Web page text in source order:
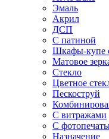
Эмаль
Акрил
ДСП
С патиной
Шкафы-купе
Матовое
Стекло
Цветное
Пескоструй
С витражами
С
Назначение